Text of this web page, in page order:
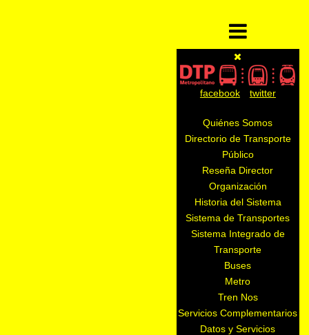
facebook twitter
Quiénes Somos
Directorio de Transporte
Público
Reseña Director
Organización
Historia del Sistema
Sistema de Transportes
Sistema Integrado de
Transporte
Buses
Metro
Tren Nos
Servicios Complementarios
Datos y Servicios